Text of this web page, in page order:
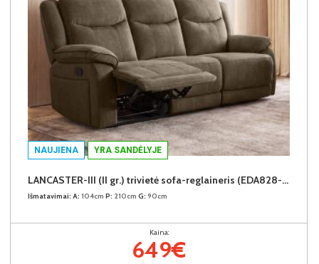
NAUJIENA YRA SANDĖLYJE
LANCASTER-III (II gr.) trivietė sofa-reglaineris (EDA828-05 Rudas)
Išmatavimai: A: 104cm P: 210cm G: 90cm
Kaina:
649€